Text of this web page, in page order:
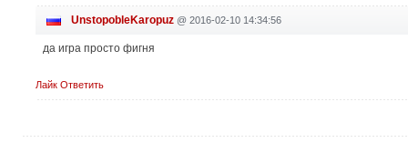
UnstopobleKaropuz@ 2016-02-10 14:34:56
да игра просто фигня
Лайк Ответить